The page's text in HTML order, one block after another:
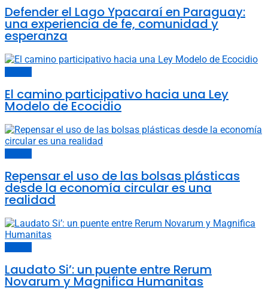
Defender el Lago Ypacaraí en Paraguay:
una experiencia de fe, comunidad y
esperanza
El camino participativo hacia una Ley
Modelo de Ecocidio
Repensar el uso de las bolsas plásticas
desde la economía circular es una
realidad
Laudato Si’: un puente entre Rerum
Novarum y Magnifica Humanitas